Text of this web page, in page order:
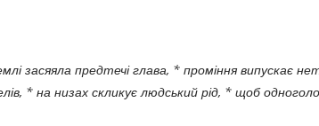
засяяла предтечі глава, * проміння випускає
* на низах скликує людський рід, * щоб